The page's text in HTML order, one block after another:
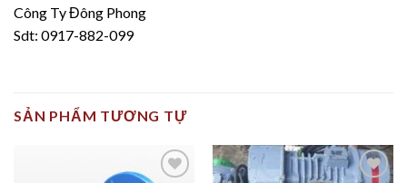
Công Ty Đông Phong
Sdt: 0917-882-099
SẢN PHẨM TƯƠNG TỰ